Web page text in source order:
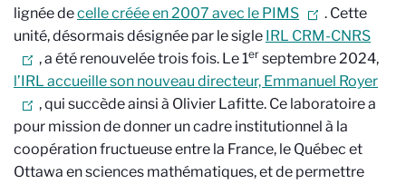
lignée decelle créée en 2007 avec le PIMS
. Cette
unité, désormais désignée par le sigle IRL CRM-CNRS
, a été renouvelée trois fois. Le 1er septembre 2024,
l’IRL accueille son nouveau directeur, Emmanuel Royer
, qui succède ainsi à Olivier Lafitte. Ce laboratoire a
pour mission de donner un cadre institutionnel à la
coopération fructueuse entre la France, le Québec et
Ottawa en sciences mathématiques, et de permettre